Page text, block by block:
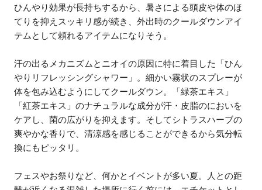
ひんやり効果が長持ちするから、暑さによる頭皮や体のほ
てりを抑えスッキリ感が続き、外出時のクールダウンアイ
テムとして頼れるアイテムになりそう。
汗の出るメカニズムとニオイの原因に特に着目した「ひん
やりリフレッシングシャワー」。細かい霧状のスプレーが
体を包み込むようにしてクールダウン。「緑茶エキス」
「紅茶エキス」のナチュラルな成分が汗・皮脂のにおいを
ケアし、菌の広がりを抑えます。そしてシトラスハーブの
爽やかな香りで、清涼感を感じることができるから気分転
換にもピッタリ。
フェスやお祭りなど、何かとイベントが多い夏。人との距